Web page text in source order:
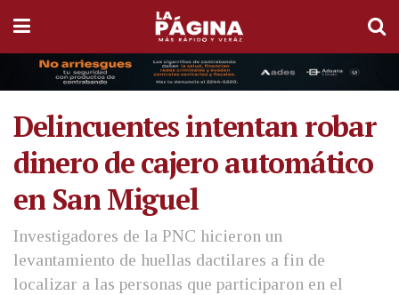
Delincuentes intentan robar
dinero de cajero automático
en San Miguel
Investigadores de la PNC hicieron un
levantamiento de huellas dactilares a fin de
localizar a las personas que participaron en el